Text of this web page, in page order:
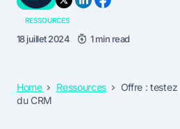
RESSOURCES
18 juillet 2024 1 min read
Home Ressources
Offre :
du CRM